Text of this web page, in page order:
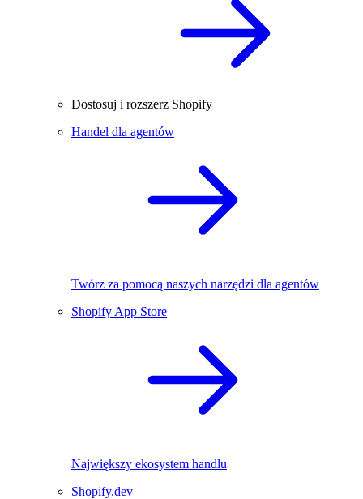
Dostosuj i rozszerz Shopify
Handel dla agentów
Twórz za pomocą naszych narzędzi dla agentów
Shopify App Store
Największy ekosystem handlu
Shopify.dev